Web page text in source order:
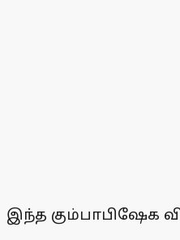
இந்த கும்பாபிஷேக